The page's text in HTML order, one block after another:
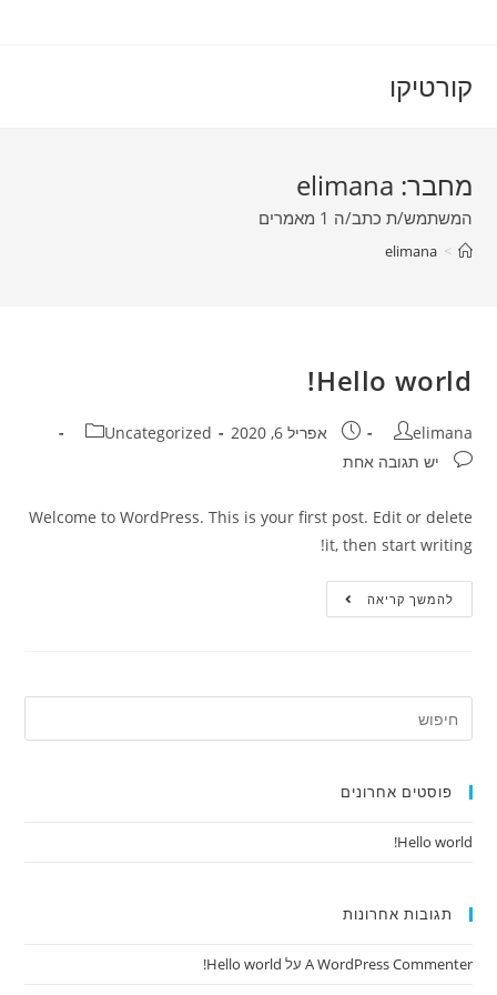
קורטיקו
מחבר: elimana
המשתמש/ת כתב/ה 1 מאמרים
>
elimana
Hello world!
מחבר:
elimana פורסם:אפריל 6, 2020 קטגוריה:
Uncategorized
תגובות:יש תגובה אחת
Welcome to WordPress. This is your first post. Edit or delete
it, then start writing!
להמשך קריאהHello
World!
this
פוסטים אחרונים
Hello world!
תגובות אחרונות
A WordPress Commenter על Hello world!